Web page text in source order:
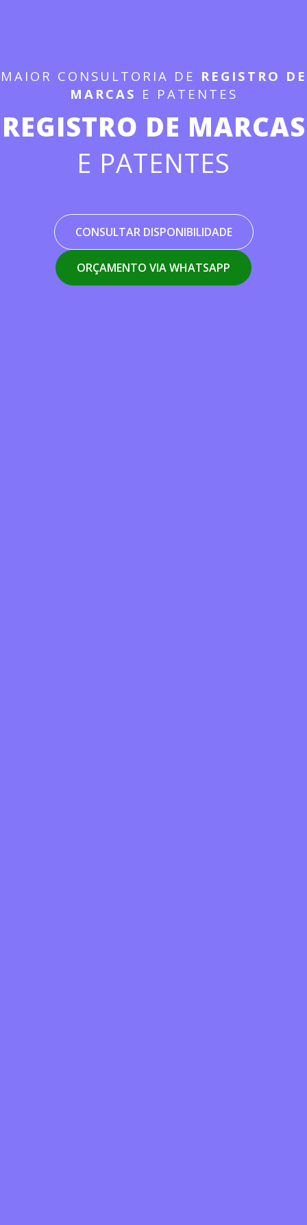
MAIOR CONSULTORIA DE REGISTRO DE
MARCAS E PATENTES
REGISTRO DE MARCAS
E PATENTES
CONSULTAR DISPONIBILIDADE
ORÇAMENTO VIA WHATSAPP